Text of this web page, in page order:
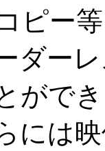
ピー
ダー
がで
には